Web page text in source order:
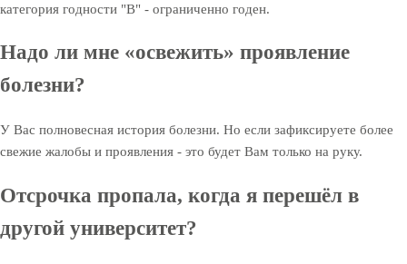
категория годности "В" - ограниченно годен.
Надо ли мне «освежить» проявление
болезни?
У Вас полновесная история болезни. Но если зафиксируете более
свежие жалобы и проявления - это будет Вам только на руку.
Отсрочка пропала, когда я перешёл в
другой университет?